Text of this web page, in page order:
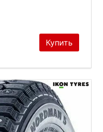
Купить